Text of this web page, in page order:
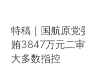
特稿｜国航原党
贿3847万元二
大多数指控